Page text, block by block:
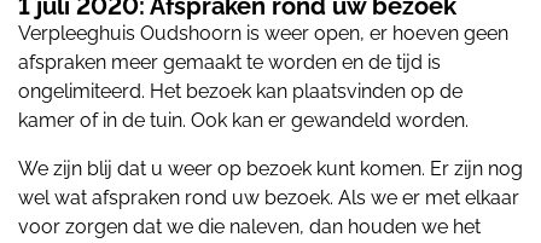
1 juli 2020: Afspraken rond uw bezoek
Verpleeghuis Oudshoorn is weer open, er hoeven geen
afspraken meer gemaakt te worden en de tijd is
ongelimiteerd. Het bezoek kan plaatsvinden op de
kamer of in de tuin. Ook kan er gewandeld worden.
We zijn blij dat u weer op bezoek kunt komen. Er zijn nog
wel wat afspraken rond uw bezoek. Als we er met elkaar
voor zorgen dat we die naleven, dan houden we het